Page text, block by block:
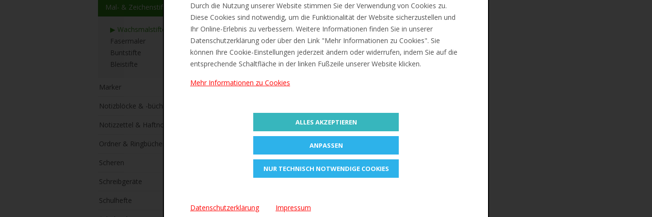
Durch die Nutzung unserer Website stimmen Sie der Verwendung von Cookies zu.
Diese Cookies sind notwendig, um die Funktionalität der Website sicherzustellen und
Ihr Online-Erlebnis zu verbessern. Weitere Informationen finden Sie in unserer
Datenschutzerklärung oder über den Link "Mehr Informationen zu Cookies". Sie
können Ihre Cookie-Einstellungen jederzeit ändern oder widerrufen, indem Sie auf die
entsprechende Schaltfläche in der linken Fußzeile unserer Website klicken.
Mehr Informationen zu Cookies
ALLES AKZEPTIEREN
ANPASSEN
NUR TECHNISCH NOTWENDIGE COOKIES
Datenschutzerklärung Impressum
Mal- & Zeichenstifte
▶ Wachsmalstifte
Fasermaler
Buntstifte
Bleistifte
Marker
Notizblöcke & -bücher
Notizzettel & Haftnotizen
Ordner & Ringbücher
Scheren
Schreibgeräte
Schulhefte
€5,41
€3,15